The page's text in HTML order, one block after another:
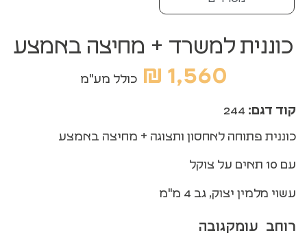
כוננית למשרד + מחיצה באמצע
1,560
₪ כולל מע"מ
קוד דגם:
כוננית פתוחה לאחסון ותצוגה + מחיצה באמצע
עם 10 תאים על צוקל
עשוי מלמין יצוק, גב 4 מ"מ
רוחב עומקגובה